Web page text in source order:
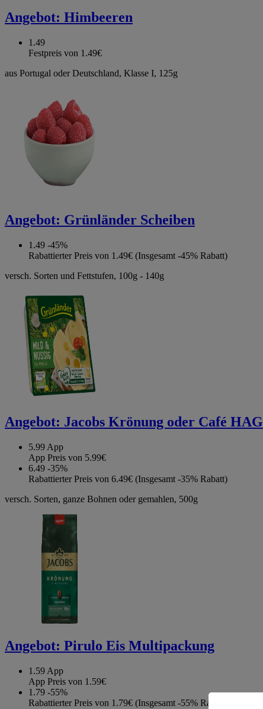
Angebot: Himbeeren
1.49
Festpreis von 1.49€
aus Portugal oder Deutschland, Klasse I, 125g
Angebot: Grünländer Scheiben
1.49 -45%
Rabattierter Preis von 1.49€ (Insgesamt -45% Rabatt)
versch. Sorten und Fettstufen, 100g - 140g
Angebot: Jacobs Krönung oder Café HAG
5.99 App
App Preis von 5.99€
6.49 -35%
Rabattierter Preis von 6.49€ (Insgesamt -35% Rabatt)
versch. Sorten, ganze Bohnen oder gemahlen, 500g
Angebot: Pirulo Eis Multipackung
1.59 App
App Preis von 1.59€
1.79 -55%
Rabattierter Preis von 1.79€ (Insgesamt -55% Rabatt)